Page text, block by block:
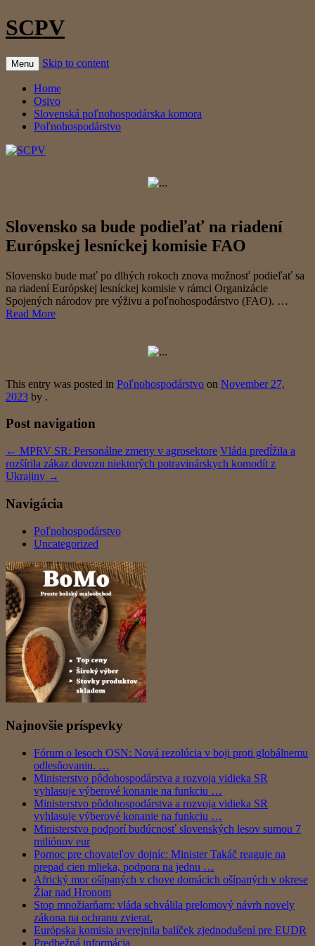
SCPV
Menu Skip to content
Home
Osivo
Slovenská poľnohospodárska komora
Poľnohospodárstvo
Slovensko sa bude podieľať na riadení
Európskej lesníckej komisie FAO
Slovensko bude mať po dlhých rokoch znova možnosť podieľať sa
na riadení Európskej lesníckej komisie v rámci Organizácie
Spojených národov pre výživu a poľnohospodárstvo (FAO). …
Read More
This entry was posted in Poľnohospodárstvo on November 27,
2023 by .
Post navigation
← MPRV SR: Personálne zmeny v agrosektore Vláda predĺžila a
rozšírila zákaz dovozu niektorých potravinárskych komodít z
Ukrajiny →
Navigácia
Poľnohospodárstvo
Uncategorized
Najnovšie príspevky
Fórum o lesoch OSN: Nová rezolúcia v boji proti globálnemu
odlesňovaniu. …
Ministerstvo pôdohospodárstva a rozvoja vidieka SR
vyhlasuje výberové konanie na funkciu …
Ministerstvo pôdohospodárstva a rozvoja vidieka SR
vyhlasuje výberové konanie na funkciu …
Ministerstvo podporí budúcnosť slovenských lesov sumou 7
miliónov eur
Pomoc pre chovateľov dojníc: Minister Takáč reaguje na
prepad cien mlieka, podpora na jednu …
Africký mor ošípaných v chove domácich ošípaných v okrese
Žiar nad Hronom
Stop množiarňam: vláda schválila prelomový návrh novely
zákona na ochranu zvierat.
Európska komisia uverejnila balíček zjednodušení pre EUDR
Predbežná informácia